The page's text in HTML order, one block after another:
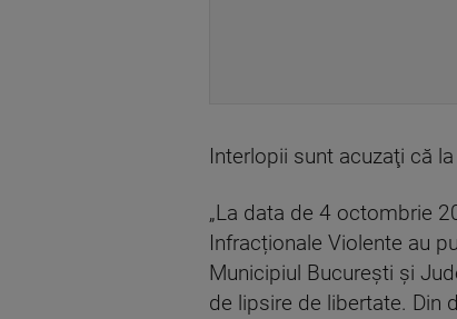
Interlopii sunt acuzaţi că
„La data de 4 octombrie
Infracționale Violente au
Municipiul București și
de lipsire de libertate. Din